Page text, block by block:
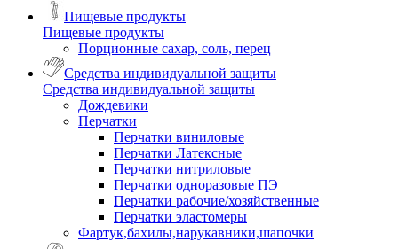
Пищевые продукты
Пищевые продукты
Порционные сахар, соль, перец
Средства индивидуальной защиты
Средства индивидуальной защиты
Дождевики
Перчатки
Перчатки виниловые
Перчатки Латексные
Перчатки нитриловые
Перчатки одноразовые ПЭ
Перчатки рабочие/хозяйственные
Перчатки эластомеры
Фартук,бахилы,нарукавники,шапочки